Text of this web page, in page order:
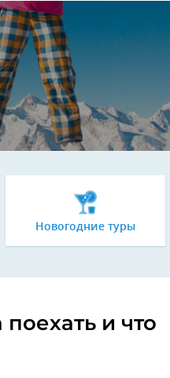
Новогодние туры
и что